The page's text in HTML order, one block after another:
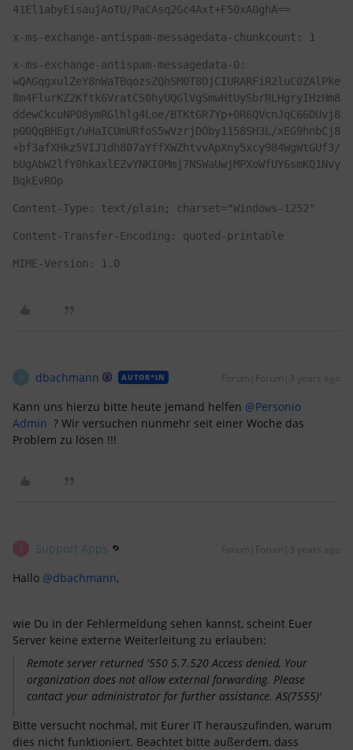
41El1abyEisaujAoTU/PaCAsq2Gc4Axt+F50xA0ghA==
x-ms-exchange-antispam-messagedata-chunkcount: 1
x-ms-exchange-antispam-messagedata-0:
wQAGqgxulZeY8nWaTBqozsZQhSM0T8OjCIURARFiR2luC0ZAlPke
8m4FlurKZ2Kftk6VratCS0hyUQGlVgSmwHtUySbrRLHgryIHzHm8
ddewCkcuNP08ymRGlhlg4Loe/BTKtGR7Yp+0R6QVcnJqC66DUvj8
p00QqBHEgt/uHaICUmURfoS5wVzrjDOby1158SH3L/xEG9hnbCj8
+bf3afXHkz5VIJ1dh807aYffXWZhtvvApXny5xcy984WgWtGUf3/
bUgAbW2lfY0hkaxlEZvYNKI0Mmj7NSWaUwjMPXoWfUY6smKQ1Nvy
BqkEvROp
Content-Type: text/plain; charset="Windows-1252"
Content-Transfer-Encoding: quoted-printable
MIME-Version: 1.0
dbachmann AUTOR*IN Forum|Forum|3 years ago
Kann uns hierzu bitte heute jemand helfen @Personio
Admin ? Wir versuchen nunmehr seit einer Woche das
Problem zu lösen !!!
Support Apps Forum|Forum|3 years ago
Hallo @dbachmann,
wie Du in der Fehlermeldung sehen kannst, scheint Euer
Server keine externe Weiterleitung zu erlauben:
Remote server returned '550 5.7.520 Access denied, Your
organization does not allow external forwarding. Please
contact your administrator for further assistance. AS(7555)'
Bitte versucht nochmal, mit Eurer IT herauszufinden, warum
dies nicht funktioniert. Beachtet bitte außerdem, dass